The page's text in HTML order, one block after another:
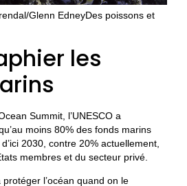
Glenn EdneyDes poissons et
les
Summit, l’UNESCO a
moins 80% des fonds marins
2030, contre 20% actuellement,
membres et du secteur privé.
l’océan quand on le